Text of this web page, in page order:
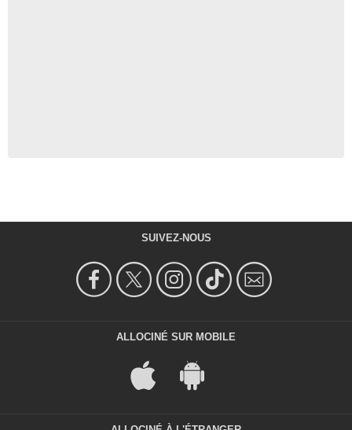
SUIVEZ-NOUS
ALLOCINÉ SUR MOBILE